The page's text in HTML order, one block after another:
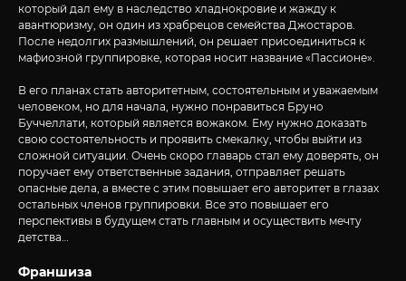
который дал ему в наследство хладнокровие и жажду к
авантюризму, он один из храбрецов семейства Джостаров.
После недолгих размышлений, он решает присоединиться к
мафиозной группировке, которая носит название «Пассионе».
В его планах стать авторитетным, состоятельным и уважаемым
человеком, но для начала, нужно понравиться Бруно
Буччеллати, который является вожаком. Ему нужно доказать
свою состоятельность и проявить смекалку, чтобы выйти из
сложной ситуации. Очень скоро главарь стал ему доверять, он
поручает ему ответственные задания, отправляет решать
опасные дела, а вместе с этим повышает его авторитет в глазах
остальных членов группировки. Все это повышает его
перспективы в будущем стать главным и осуществить мечту
детства…
Франшиза